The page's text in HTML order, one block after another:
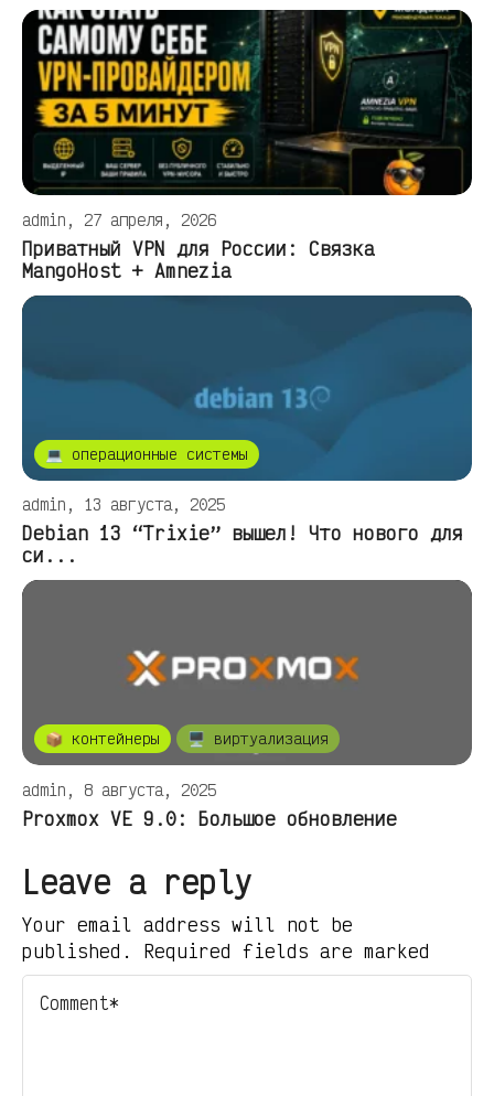
admin, 27 апреля, 2026
Приватный VPN для России: Связка
MangoHost + Amnezia
💻 операционные системы
admin, 13 августа, 2025
Debian 13 “Trixie” вышел! Что нового для
си...
📦 контейнеры 🖥️ виртуализация
admin, 8 августа, 2025
Proxmox VE 9.0: Большое обновление
Leave a reply
Your email address will not be
published. Required fields are marked